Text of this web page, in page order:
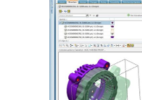
订购预览
人体工学
组装说明
工艺要求